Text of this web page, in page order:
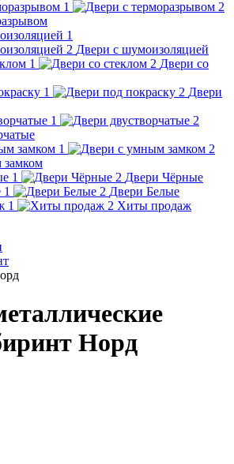
Двери с шумоизоляцией
Двери со
Двери
Двери Чёрные
Двери Белые
Хиты продаж
Норд